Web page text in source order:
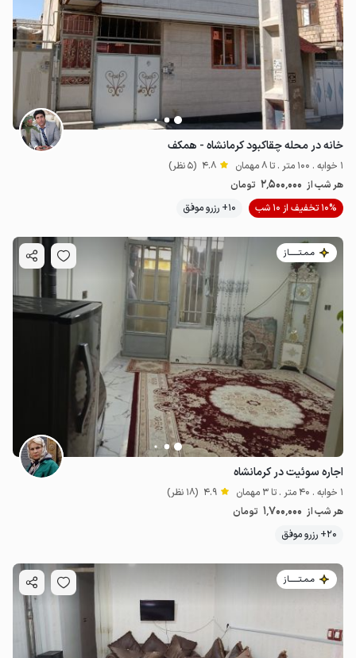
خانه در محله چقاکبود کرمانشاه - همکف
1 خوابه . 100 متر . تا 8 مهمان 4.8 (5 نظر)
هر شب از 2٬500٬000 تومان
10% تخفیف از 10 شب
10+ رزرو موفق
مـمـتــــــاز
اجاره سوئیت در کرمانشاه
1 خوابه . 40 متر . تا 3 مهمان 4.9 (18 نظر)
هر شب از 1٬700٬000 تومان
20+ رزرو موفق
مـمـتــــــاز